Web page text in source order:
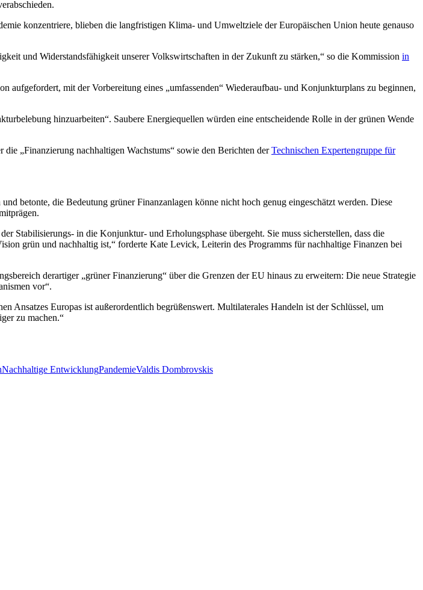
konzentriere, blieben die langfristigen Klima- und Umweltziele der Europäischen Union heute genauso
und Widerstandsfähigkeit unserer Volkswirtschaften in der Zukunft zu stärken,“ so die Kommission in
mit der Vorbereitung eines „umfassenden“ Wiederaufbau- und Konjunkturplans zu beginnen,
hinzuarbeiten“. Saubere Energiequellen würden eine entscheidende Rolle in der grünen Wende
die „Finanzierung nachhaltigen Wachstums“ sowie den Berichten derTechnischen Expertengruppe für
betonte, die Bedeutung grüner Finanzanlagen könne nicht hoch genug eingeschätzt werden. Diese
Stabilisierungs- in die Konjunktur- und Erholungsphase übergeht. Sie muss sicherstellen, dass die
grün und nachhaltig ist,“ forderte Kate Levick, Leiterin des Programms für nachhaltige Finanzen bei
derartiger „grüner Finanzierung“ über die Grenzen der EU hinaus zu erweitern: Die neue Strategie
vor“.
Ansatzes Europas ist außerordentlich begrüßenswert. Multilaterales Handeln ist der Schlüssel, um
zu machen.“
Nachhaltige EntwicklungPandemieValdis Dombrovskis